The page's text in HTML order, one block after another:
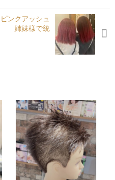
ンクアッシュ
姉妹様で統